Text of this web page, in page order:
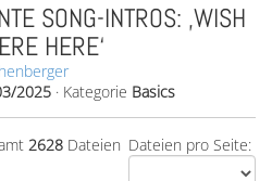
SONG-INTROS: ‚WISH
HERE‘
2025 · Kategorie Basics
Dateien pro Seite:
2628 Dateien